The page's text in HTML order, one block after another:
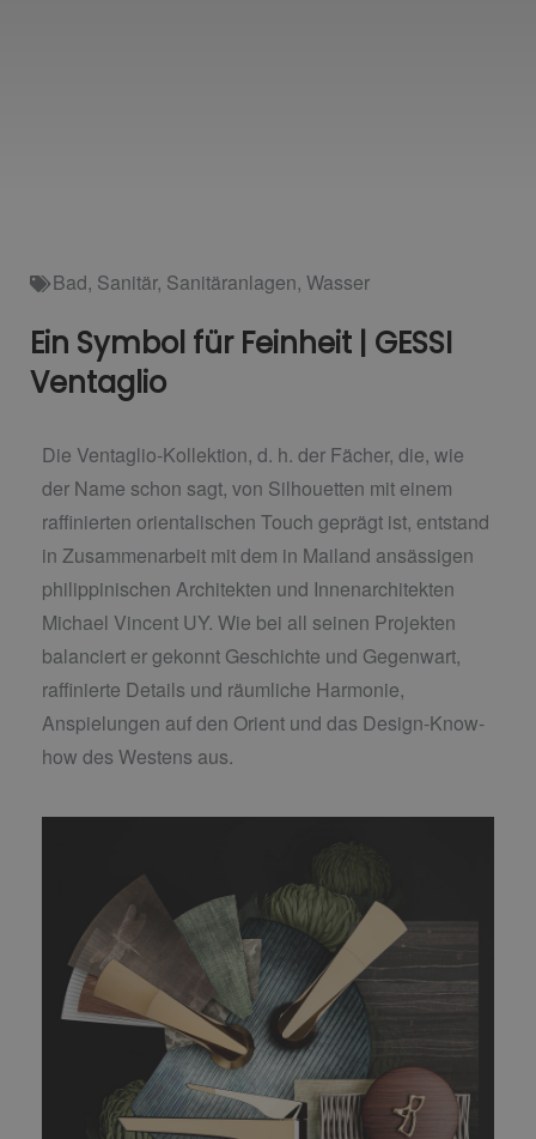
Bad, Sanitär, Sanitäranlagen, Wasser
Ein Symbol für Feinheit | GESSI
Ventaglio
Die Ventaglio-Kollektion, d. h. der Fächer, die, wie
der Name schon sagt, von Silhouetten mit einem
raffinierten orientalischen Touch geprägt ist, entstand
in Zusammenarbeit mit dem in Mailand ansässigen
philippinischen Architekten und Innenarchitekten
Michael Vincent UY. Wie bei all seinen Projekten
balanciert er gekonnt Geschichte und Gegenwart,
raffinierte Details und räumliche Harmonie,
Anspielungen auf den Orient und das Design-Know-
how des Westens aus.